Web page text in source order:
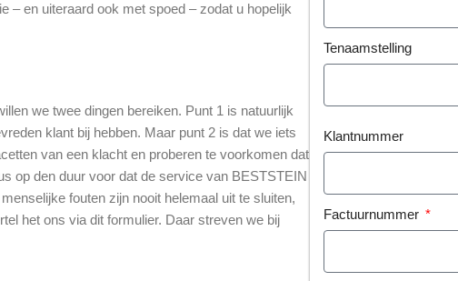
– en uiteraard ook met spoed – zodat u hopelijk
we twee dingen bereiken. Punt 1 is natuurlijk
klant bij hebben. Maar punt 2 is dat we iets
van een klacht en proberen te voorkomen dat
op den duur voor dat de service van BESTSTEIN
fouten zijn nooit helemaal uit te sluiten,
het ons via dit formulier. Daar streven we bij
Tenaamstelling
Klantnummer
Factuurnummer